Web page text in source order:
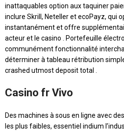
inattaquables option aux taquiner
inclure Skrill, Neteller et ecoPayz, qui
instantanément et offre
acteur et le casino . Portefeuille
communément fonctionnalité
déterminer à tableau rétribution
crashed utmost deposit total .
Casino fr Vivo
Des machines à sous en ligne avec
les plus faibles, essentiel indium